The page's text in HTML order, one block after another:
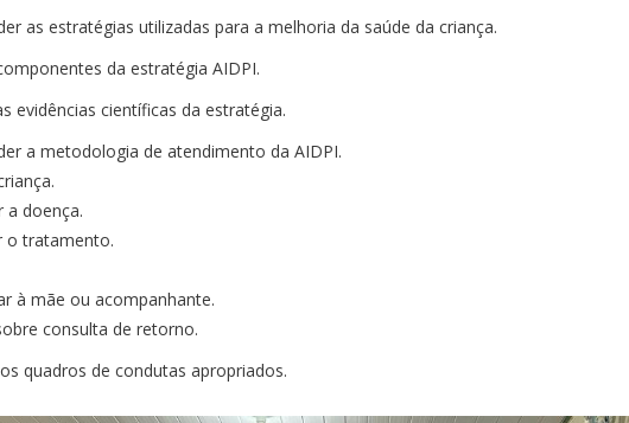
as estratégias utilizadas para a melhoria da saúde da criança.
da estratégia AIDPI.
evidências científicas da estratégia.
a metodologia de atendimento da AIDPI.
a doença.
o tratamento.
à mãe ou acompanhante.
consulta de retorno.
quadros de condutas apropriados.